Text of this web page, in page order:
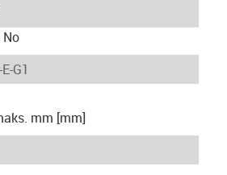
mm [mm]